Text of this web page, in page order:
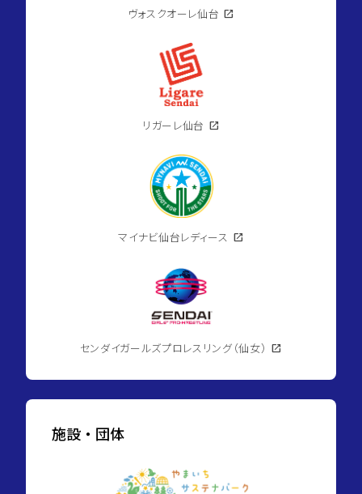
ヴォスクオーレ仙台 open_in_new
リガーレ仙台 open_in_new
マイナビ仙台レディース open_in_new
センダイガールズプロレスリング（仙女） open_in_new
施設・団体